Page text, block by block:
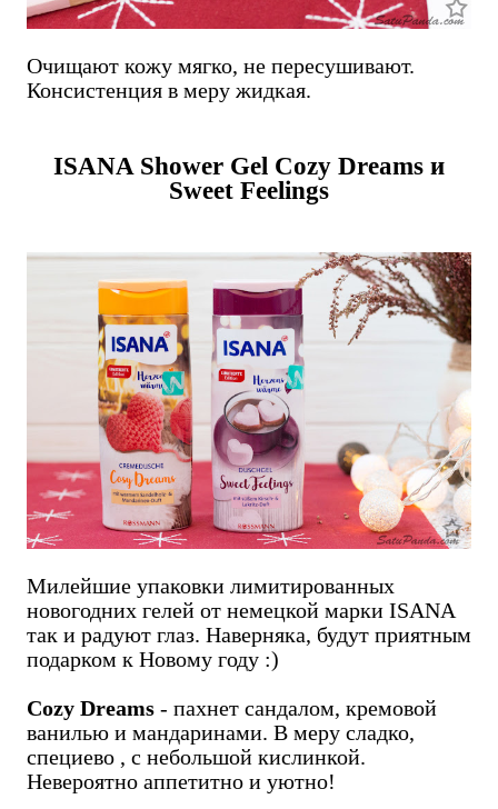
Очищают кожу мягко, не пересушивают.
Консистенция в меру жидкая.
ISANA Shower Gel Cozy Dreams и
Sweet Feelings
Милейшие упаковки лимитированных
новогодних гелей от немецкой марки ISANA
так и радуют глаз. Наверняка, будут приятным
подарком к Новому году :)
Cozy Dreams - пахнет сандалом, кремовой
ванилью и мандаринами. В меру сладко,
специево , с небольшой кислинкой.
Невероятно аппетитно и уютно!